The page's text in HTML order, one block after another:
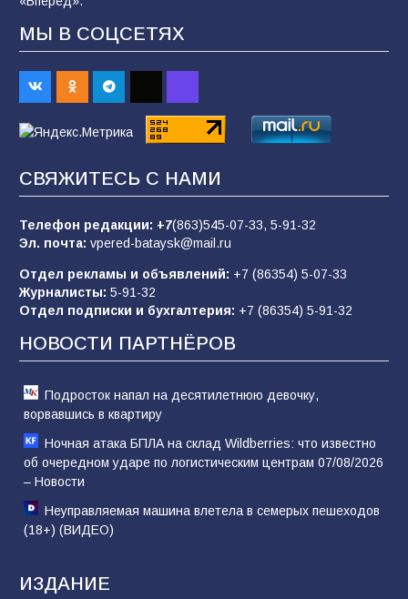
«Пургу нести — не поля переходить»: почему
заявления о мобилизации — это
пропагандистский вброс
01.08.2026
Будет ли мобилизация в России в 2026 году
после выборов: в Госдуме дали ответ
84 06.08.2026
«Слухами Москву не возьмёшь»: почему
заявления Киева о мобилизации — это
отчаяние, а не разведка
81 02.08.2026
МЫ В СОЦСЕТЯХ
СВЯЖИТЕСЬ С НАМИ
Телефон редакции: +7(863)545-07-33, 5-91-32
Эл. почта: vpered-bataysk@mail.ru
Отдел рекламы и объявлений: +7 (86354) 5-07-33
Журналисты: 5-91-32
Отдел подписки и бухгалтерия: +7 (86354) 5-91-32
НОВОСТИ ПАРТНЁРОВ
Подросток напал на десятилетнюю девочку,
ворвавшись в квартиру
Ночная атака БПЛА на склад Wildberries: что известно
об очередном ударе по логистическим центрам 07/08/2026
– Новости
Неуправляемая машина влетела в семерых пешеходов
(18+) (ВИДЕО)
ИЗДАНИЕ